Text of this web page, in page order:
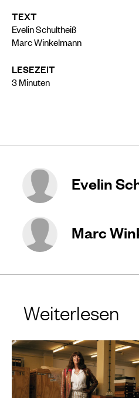
TEXT
Evelin Schultheiß
Marc Winkelmann
LESEZEIT
3Minuten
Evelin
Marc
Weiterlesen